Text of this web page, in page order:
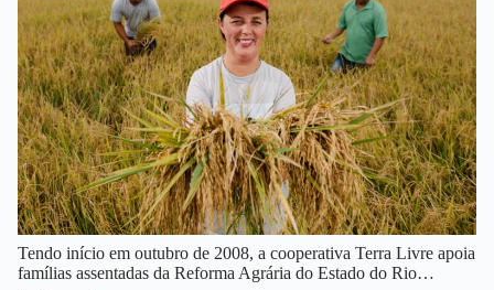
Tendo início em outubro de 2008, a cooperativa Terra Livre apoia
famílias assentadas da Reforma Agrária do Estado do Rio…